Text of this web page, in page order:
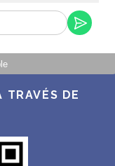
TRAVÉS DE